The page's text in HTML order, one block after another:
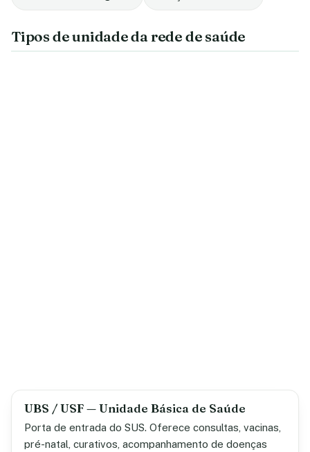
Tipos de unidade da rede de saúde
UBS / USF — Unidade Básica de Saúde
Porta de entrada do SUS. Oferece consultas, vacinas,
pré-natal, curativos, acompanhamento de doenças